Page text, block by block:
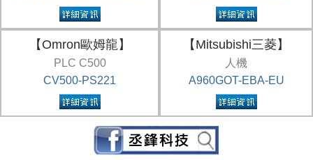
【Omron歐姆龍】
PLC C500
CV500-PS221
【Mitsubishi三菱】
人機
A960GOT-EBA-EU